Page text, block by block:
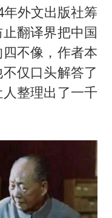
外文出版社筹
翻译界把中国
不像，作者本
仅口头解答了
整理出了一千